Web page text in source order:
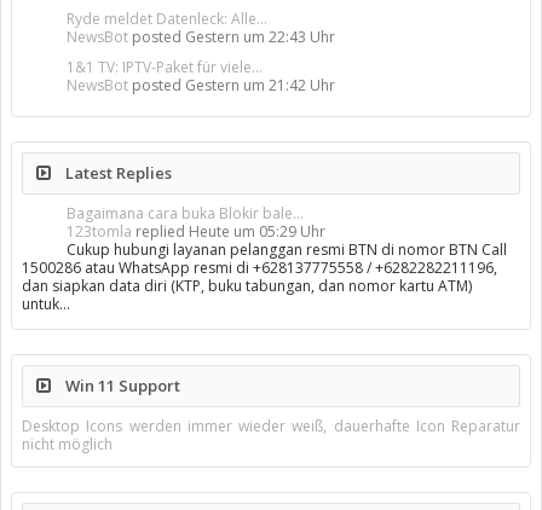
Ryde meldet Datenleck: Alle...
NewsBot posted Gestern um 22:43 Uhr
1&1 TV: IPTV-Paket für viele...
NewsBot posted Gestern um 21:42 Uhr
Latest Replies
Bagaimana cara buka Blokir bale...
123tomla replied Heute um 05:29 Uhr
Cukup hubungi layanan pelanggan resmi BTN di nomor BTN Call
1500286 atau WhatsApp resmi di +628137775558 / +6282282211196,
dan siapkan data diri (KTP, buku tabungan, dan nomor kartu ATM)
untuk…
Win 11 Support
Desktop Icons werden immer wieder weiß, dauerhafte Icon Reparatur
nicht möglich